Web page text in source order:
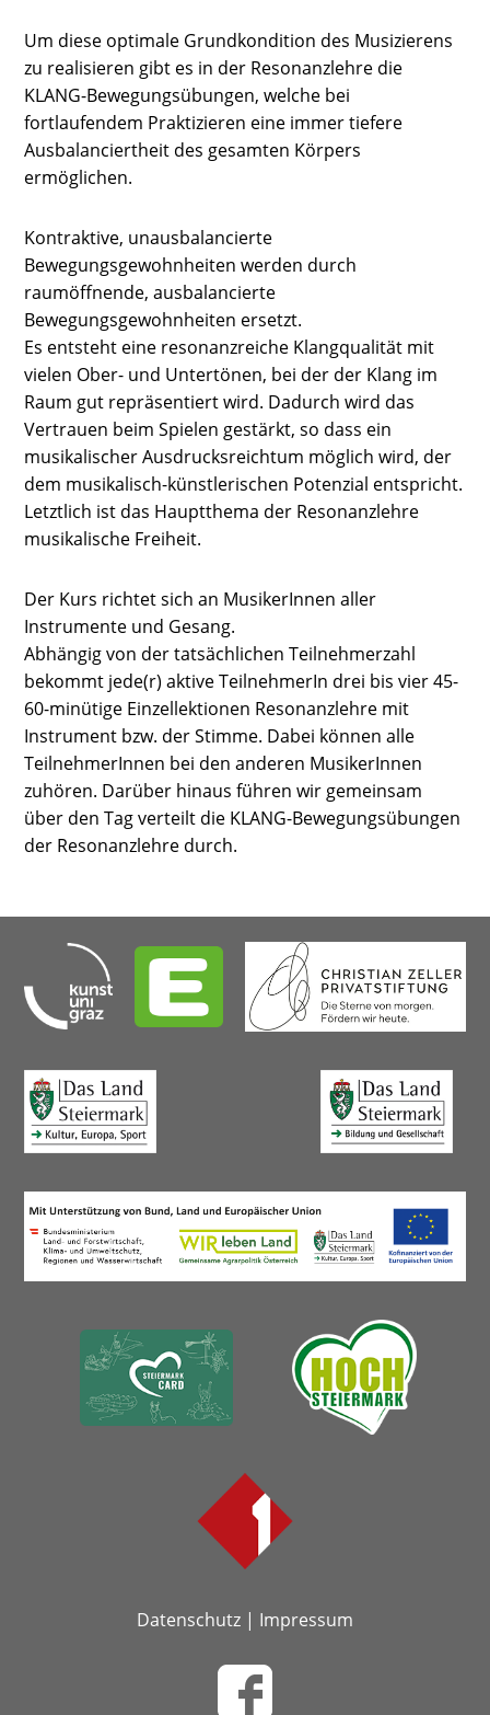
Um diese optimale Grundkondition des Musizierens
zu realisieren gibt es in der Resonanzlehre die
KLANG-Bewegungsübungen, welche bei
fortlaufendem Praktizieren eine immer tiefere
Ausbalanciertheit des gesamten Körpers
ermöglichen.
Kontraktive, unausbalancierte
Bewegungsgewohnheiten werden durch
raumöffnende, ausbalancierte
Bewegungsgewohnheiten ersetzt.
Es entsteht eine resonanzreiche Klangqualität mit
vielen Ober- und Untertönen, bei der der Klang im
Raum gut repräsentiert wird. Dadurch wird das
Vertrauen beim Spielen gestärkt, so dass ein
musikalischer Ausdrucksreichtum möglich wird, der
dem musikalisch-künstlerischen Potenzial entspricht.
Letztlich ist das Hauptthema der Resonanzlehre
musikalische Freiheit.
Der Kurs richtet sich an MusikerInnen aller
Instrumente und Gesang.
Abhängig von der tatsächlichen Teilnehmerzahl
bekommt jede(r) aktive TeilnehmerIn drei bis vier 45-
60-minütige Einzellektionen Resonanzlehre mit
Instrument bzw. der Stimme. Dabei können alle
TeilnehmerInnen bei den anderen MusikerInnen
zuhören. Darüber hinaus führen wir gemeinsam
über den Tag verteilt die KLANG-Bewegungsübungen
der Resonanzlehre durch.
Datenschutz | Impressum